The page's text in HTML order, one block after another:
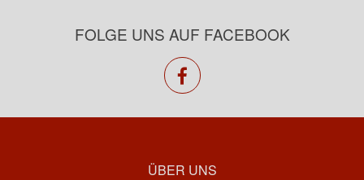
FOLGE UNS AUF FACEBOOK
facebook
ÜBER UNS